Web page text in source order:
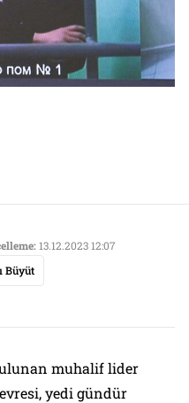
13.12.2023 12:07
Büyüt
muhalif lider
yedi gündür